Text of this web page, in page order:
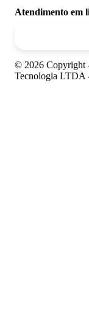
Atendimento em
© 2026 Copyright
Tecnologia LTDA